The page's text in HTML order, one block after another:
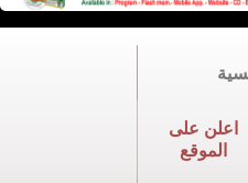
اعلن على
الموقع